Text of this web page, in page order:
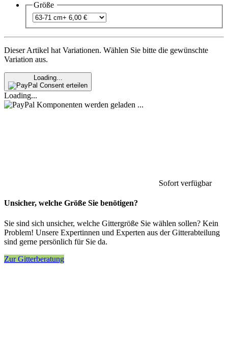
Größe
Dieser Artikel hat Variationen. Wählen Sie bitte die gewünschte
Variation aus.
Loading...
Consent erteilen
Loading...
Komponenten werden geladen ...
Sofort verfügbar
Unsicher, welche Größe Sie benötigen?
Sie sind sich unsicher, welche Gittergröße Sie wählen sollen? Kein
Problem! Unsere Expertinnen und Experten aus der Gitterabteilung
sind gerne persönlich für Sie da.
Zur Gitterberatung